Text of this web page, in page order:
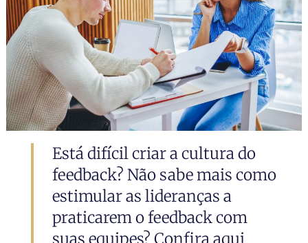
Está difícil criar a cultura do
feedback? Não sabe mais como